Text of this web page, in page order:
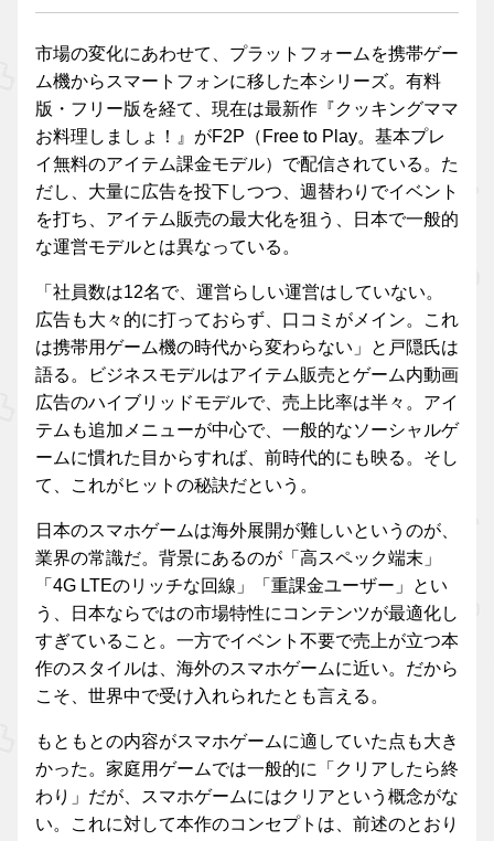
市場の変化にあわせて、プラットフォームを携帯ゲー
ム機からスマートフォンに移した本シリーズ。有料
版・フリー版を経て、現在は最新作『クッキングママ
お料理しましょ！』がF2P（Free to Play。基本プレ
イ無料のアイテム課金モデル）で配信されている。た
だし、大量に広告を投下しつつ、週替わりでイベント
を打ち、アイテム販売の最大化を狙う、日本で一般的
な運営モデルとは異なっている。
「社員数は12名で、運営らしい運営はしていない。
広告も大々的に打っておらず、口コミがメイン。これ
は携帯用ゲーム機の時代から変わらない」と戸隠氏は
語る。ビジネスモデルはアイテム販売とゲーム内動画
広告のハイブリッドモデルで、売上比率は半々。アイ
テムも追加メニューが中心で、一般的なソーシャルゲ
ームに慣れた目からすれば、前時代的にも映る。そし
て、これがヒットの秘訣だという。
日本のスマホゲームは海外展開が難しいというのが、
業界の常識だ。背景にあるのが「高スペック端末」
「4G LTEのリッチな回線」「重課金ユーザー」とい
う、日本ならではの市場特性にコンテンツが最適化し
すぎていること。一方でイベント不要で売上が立つ本
作のスタイルは、海外のスマホゲームに近い。だから
こそ、世界中で受け入れられたとも言える。
もともとの内容がスマホゲームに適していた点も大き
かった。家庭用ゲームでは一般的に「クリアしたら終
わり」だが、スマホゲームにはクリアという概念がな
い。これに対して本作のコンセプトは、前述のとおり